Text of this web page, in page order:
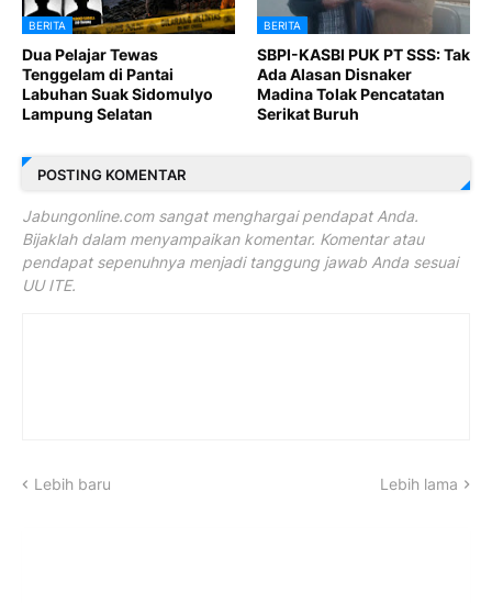
BERITA
Dua Pelajar Tewas
Tenggelam di Pantai
Labuhan Suak Sidomulyo
Lampung Selatan
BERITA
SBPI-KASBI PUK PT SSS: Tak
Ada Alasan Disnaker
Madina Tolak Pencatatan
Serikat Buruh
POSTING KOMENTAR
Jabungonline.com sangat menghargai pendapat Anda.
Bijaklah dalam menyampaikan komentar. Komentar atau
pendapat sepenuhnya menjadi tanggung jawab Anda sesuai
UU ITE.
Lebih baru Lebih lama